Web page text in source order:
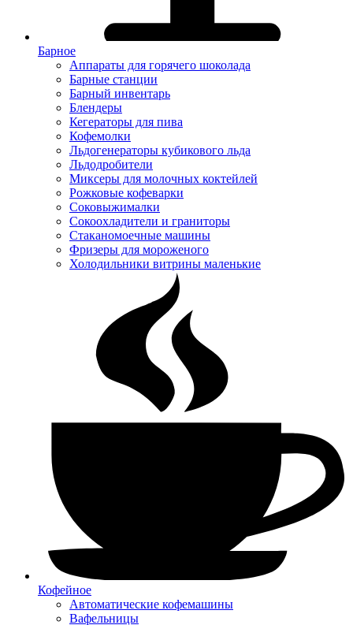
Барное
Аппараты для горячего шоколада
Барные станции
Барный инвентарь
Блендеры
Кегераторы для пива
Кофемолки
Льдогенераторы кубикового льда
Льдодробители
Миксеры для молочных коктейлей
Рожковые кофеварки
Соковыжималки
Сокоохладители и граниторы
Стаканомоечные машины
Фризеры для мороженого
Холодильники витрины маленькие
Кофейное
Автоматические кофемашины
Вафельницы